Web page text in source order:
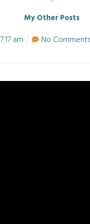
My Other Posts
7:17 am No Comments